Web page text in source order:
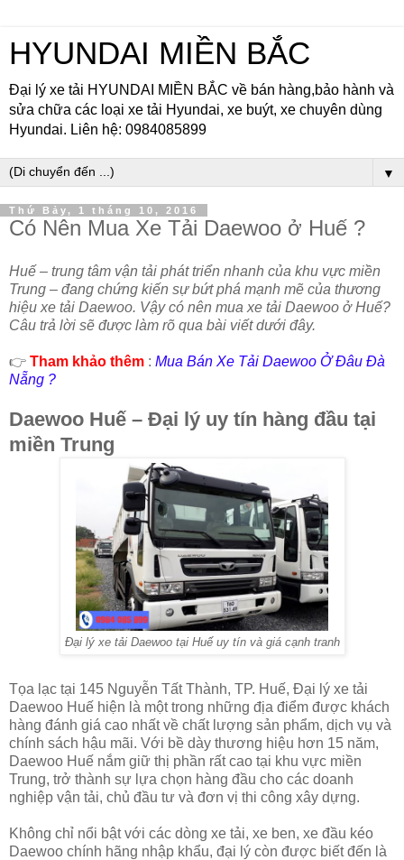
HYUNDAI MIỀN BẮC
Đại lý xe tải HYUNDAI MIỀN BẮC về bán hàng,bảo hành và
sửa chữa các loại xe tải Hyundai, xe buýt, xe chuyên dùng
Hyundai. Liên hệ: 0984085899
▼
Thứ Bảy, 1 tháng 10, 2016
Có Nên Mua Xe Tải Daewoo ở Huế ?
Huế – trung tâm vận tải phát triển nhanh của khu vực miền
Trung – đang chứng kiến sự bứt phá mạnh mẽ của thương
hiệu xe tải Daewoo. Vậy có nên mua xe tải Daewoo ở Huế?
Câu trả lời sẽ được làm rõ qua bài viết dưới đây.
👉 Tham khảo thêm : Mua Bán Xe Tải Daewoo Ở Đâu Đà
Nẵng ?
Daewoo Huế – Đại lý uy tín hàng đầu tại
miền Trung
Đại lý xe tải Daewoo tại Huế uy tín và giá cạnh tranh
Tọa lạc tại 145 Nguyễn Tất Thành, TP. Huế, Đại lý xe tải
Daewoo Huế hiện là một trong những địa điểm được khách
hàng đánh giá cao nhất về chất lượng sản phẩm, dịch vụ và
chính sách hậu mãi. Với bề dày thương hiệu hơn 15 năm,
Daewoo Huế nắm giữ thị phần rất cao tại khu vực miền
Trung, trở thành sự lựa chọn hàng đầu cho các doanh
nghiệp vận tải, chủ đầu tư và đơn vị thi công xây dựng.
Không chỉ nổi bật với các dòng xe tải, xe ben, xe đầu kéo
Daewoo chính hãng nhập khẩu, đại lý còn được biết đến là